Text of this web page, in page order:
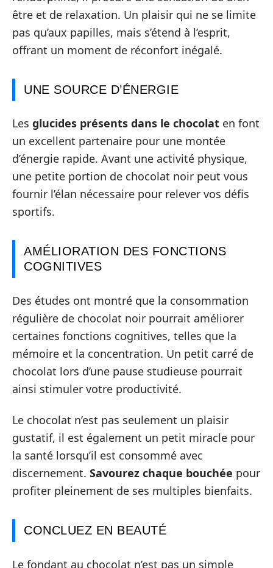
être et de relaxation. Un plaisir qui ne se limite
pas qu’aux papilles, mais s’étend à l’esprit,
offrant un moment de réconfort inégalé.
UNE SOURCE D’ÉNERGIE
Les glucides présents dans le chocolat en font
un excellent partenaire pour une montée
d’énergie rapide. Avant une activité physique,
une petite portion de chocolat noir peut vous
fournir l’élan nécessaire pour relever vos défis
sportifs.
AMÉLIORATION DES FONCTIONS
COGNITIVES
Des études ont montré que la consommation
régulière de chocolat noir pourrait améliorer
certaines fonctions cognitives, telles que la
mémoire et la concentration. Un petit carré de
chocolat lors d’une pause studieuse pourrait
ainsi stimuler votre productivité.
Le chocolat n’est pas seulement un plaisir
gustatif, il est également un petit miracle pour
la santé lorsqu’il est consommé avec
discernement. Savourez chaque bouchée pour
profiter pleinement de ses multiples bienfaits.
CONCLUEZ EN BEAUTÉ
Le fondant au chocolat n’est pas un simple